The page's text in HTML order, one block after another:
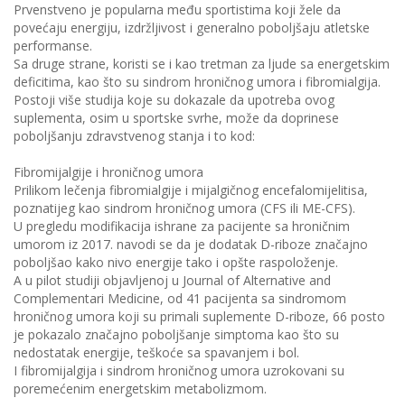
Prvenstveno je popularna među sportistima koji žele da
povećaju energiju, izdržljivost i generalno poboljšaju atletske
performanse.
Sa druge strane, koristi se i kao tretman za ljude sa energetskim
deficitima, kao što su sindrom hroničnog umora i fibromialgija.
Postoji više studija koje su dokazale da upotreba ovog
suplementa, osim u sportske svrhe, može da doprinese
poboljšanju zdravstvenog stanja i to kod:
Fibromijalgije i hroničnog umora
Prilikom lečenja fibromialgije i mijalgičnog encefalomijelitisa,
poznatijeg kao sindrom hroničnog umora (CFS ili ME-CFS).
U pregledu modifikacija ishrane za pacijente sa hroničnim
umorom iz 2017. navodi se da je dodatak D-riboze značajno
poboljšao kako nivo energije tako i opšte raspoloženje.
A u pilot studiji objavljenoj u Journal of Alternative and
Complementari Medicine, od 41 pacijenta sa sindromom
hroničnog umora koji su primali suplemente D-riboze, 66 posto
je pokazalo značajno poboljšanje simptoma kao što su
nedostatak energije, teškoće sa spavanjem i bol.
I fibromijalgija i sindrom hroničnog umora uzrokovani su
poremećenim energetskim metabolizmom.